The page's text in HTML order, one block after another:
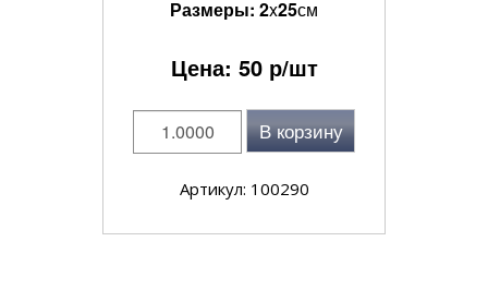
Размеры: 2x25см
Цена: 50р/шт
В корзину
Артикул: 100290